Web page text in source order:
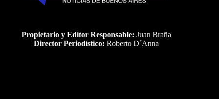
Propietario y Editor Responsable: Juan Braña
Director Periodístico: Roberto D´Anna